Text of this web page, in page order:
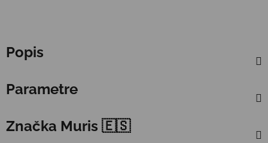
Popis
Parametre
Značka Muris 🇪🇸